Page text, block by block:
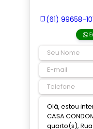
(61) 99658-